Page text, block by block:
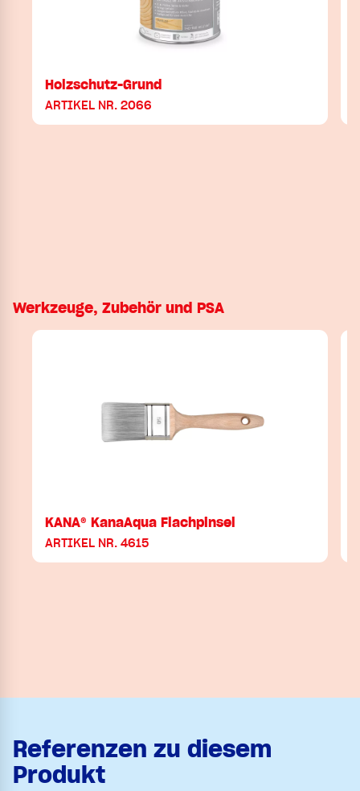
Holzschutz-Grund
ARTIKEL NR. 2066
Werkzeuge, Zubehör und PSA
KANA® KanaAqua Flachpinsel
ARTIKEL NR. 4615
Referenzen zu diesem
Produkt